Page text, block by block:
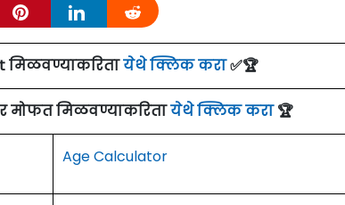
मिळवण्याकरितायेथे क्लिक करा✅🏆
मोफत मिळवण्याकरितायेथे क्लिक करा🏆
Age Calculator